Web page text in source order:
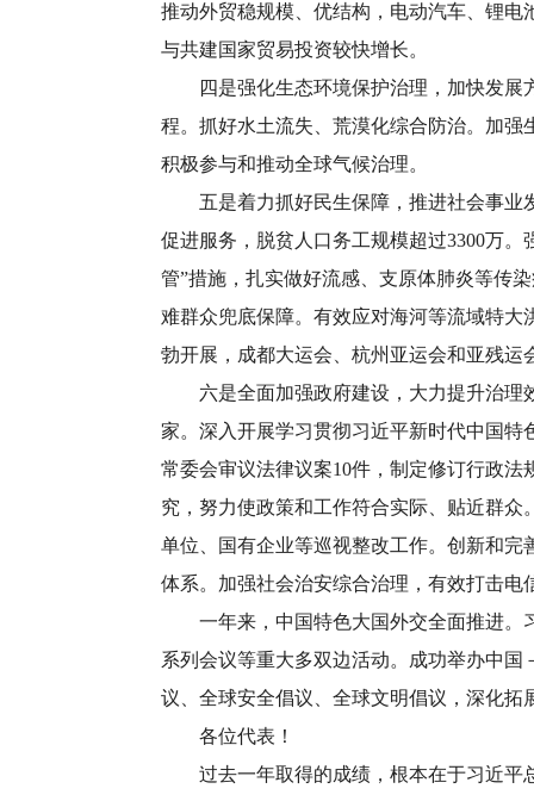
推动外贸稳规模、优结构，电动汽车、锂电
与共建国家贸易投资较快增长。
四是强化生态环境保护治理，加快发展方
程。抓好水土流失、荒漠化综合防治。加
积极参与和推动全球气候治理。
五是着力抓好民生保障，推进社会事业发
促进服务，脱贫人口务工规模超过3300万
管”措施，扎实做好流感、支原体肺炎等传
难群众兜底保障。有效应对海河等流域特
勃开展，成都大运会、杭州亚运会和亚残
六是全面加强政府建设，大力提升治理效
家。深入开展学习贯彻习近平新时代中国
常委会审议法律议案10件，制定修订行政
究，努力使政策和工作符合实际、贴近群
单位、国有企业等巡视整改工作。创新和
体系。加强社会治安综合治理，有效打击
一年来，中国特色大国外交全面推进。习
系列会议等重大多双边活动。成功举办中
议、全球安全倡议、全球文明倡议，深化
各位代表！
过去一年取得的成绩，根本在于习近平总